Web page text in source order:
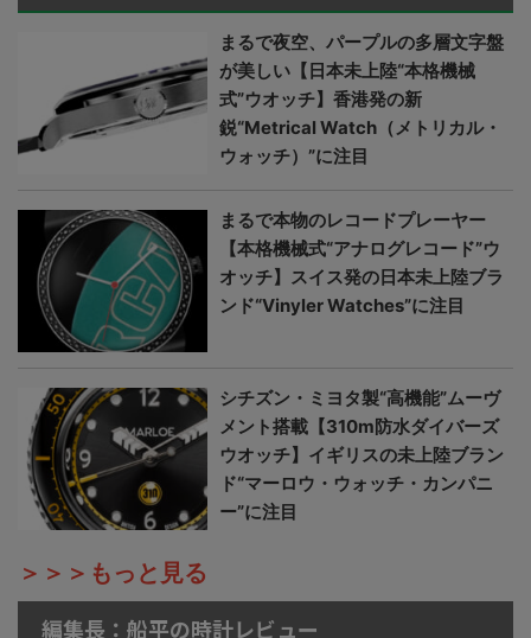
まるで夜空、パープルの多層文字盤
が美しい【日本未上陸“本格機械
式”ウオッチ】香港発の新
鋭“Metrical Watch（メトリカル・
ウォッチ）”に注目
まるで本物のレコードプレーヤー
【本格機械式“アナログレコード”ウ
オッチ】スイス発の日本未上陸ブラ
ンド“Vinyler Watches”に注目
シチズン・ミヨタ製“高機能”ムーヴ
メント搭載【310m防水ダイバーズ
ウオッチ】イギリスの未上陸ブラン
ド“マーロウ・ウォッチ・カンパニ
ー”に注目
＞＞＞もっと見る
編集長：船平の時計レビュー